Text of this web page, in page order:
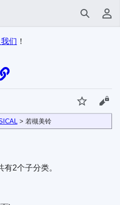
搜索 用
们 ！
监视 查
> 若槻美铃
2个子分类。